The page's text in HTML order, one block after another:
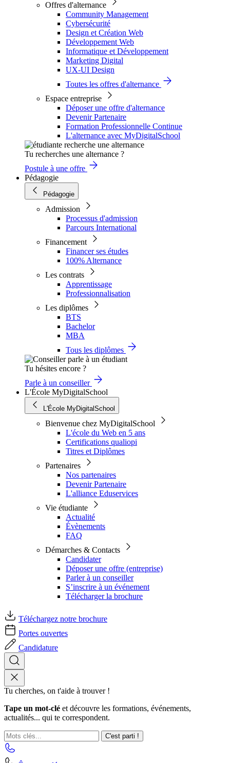
Offres d'alternance
Community Management
Cybersécurité
Design et Création Web
Développement Web
Informatique et Développement
Marketing Digital
UX-UI Design
Toutes les offres d'alternance
Espace entreprise
Déposer une offre d'alternance
Devenir Partenaire
Formation Professionnelle Continue
L'alternance avec MyDigitalSchool
Tu recherches une alternance ?
Postule à une offre
Pédagogie
Pédagogie
Admission
Processus d'admission
Parcours International
Financement
Financer ses études
100% Alternance
Les contrats
Apprentissage
Professionnalisation
Les diplômes
BTS
Bachelor
MBA
Tous les diplômes
Tu hésites encore ?
Parle à un conseiller
L'École MyDigitalSchool
L'École MyDigitalSchool
Bienvenue chez MyDigitalSchool
L'école du Web en 5 ans
Certifications qualiopi
Titres et Diplômes
Partenaires
Nos partenaires
Devenir Partenaire
L'alliance Eduservices
Vie étudiante
Actualité
Évènements
FAQ
Démarches & Contacts
Candidater
Déposer une offre (entreprise)
Parler à un conseiller
S’inscrire à un événement
Télécharger la brochure
Téléchargez notre brochure
Portes ouvertes
Candidature
Tu cherches, on t'aide à trouver !
Tape un mot-clé et découvre les formations, événements,
actualités... qui te correspondent.
C'est parti !